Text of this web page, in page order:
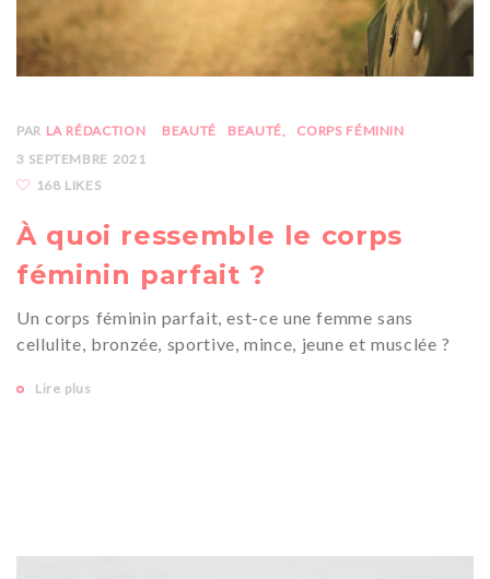
PAR LA RÉDACTION BEAUTÉ BEAUTÉ
CORPS FÉMININ
3 SEPTEMBRE 2021
168 LIKES
À quoi ressemble le corps
féminin parfait ?
Un corps féminin parfait, est-ce une femme sans
cellulite, bronzée, sportive, mince, jeune et musclée ?
Lire plus